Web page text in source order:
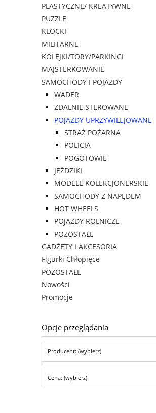
PLASTYCZNE/ KREATYWNE
PUZZLE
KLOCKI
MILITARNE
KOLEJKI/TORY/PARKINGI
MAJSTERKOWANIE
SAMOCHODY I POJAZDY
WADER
ZDALNIE STEROWANE
POJAZDY UPRZYWILEJOWANE
STRAŻ POŻARNA
POLICJA
POGOTOWIE
JEŹDZIKI
MODELE KOLEKCJONERSKIE
SAMOCHODY Z NAPĘDEM
HOT WHEELS
POJAZDY ROLNICZE
POZOSTAŁE
GADŻETY I AKCESORIA
Figurki Chłopięce
POZOSTAŁE
Nowości
Promocje
Opcje przeglądania
Producent: (wybierz)
Cena: (wybierz)